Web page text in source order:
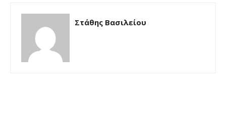
Στάθης Βασιλείου